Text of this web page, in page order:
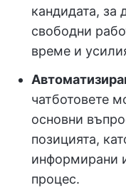
кандидата, за
свободни
време и
чатботовете
основни
позицията,
информирани
процес.